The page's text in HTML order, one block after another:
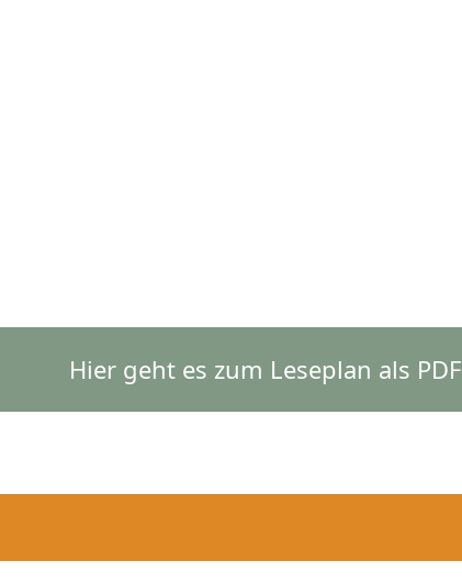
Hier geht es zum Leseplan als PDF